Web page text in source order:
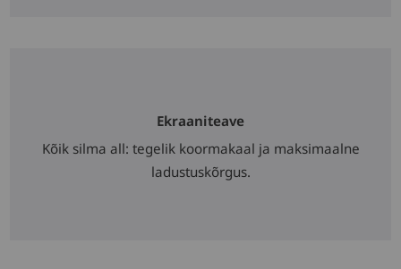
Ekraaniteave
Kõik silma all: tegelik koormakaal ja maksimaalne
ladustuskõrgus.